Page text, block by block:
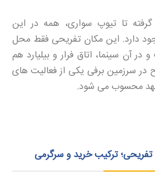
تا تیوپ سواری، همه در این
دارد. این مکان تفریحی فقط محل
آن سینما، اتاق فرار و بیلیارد هم
در سرزمین برفی یکی از فعالیت های
محسوب می شود.
تفریحی؛ ترکیب خرید و سرگرمی